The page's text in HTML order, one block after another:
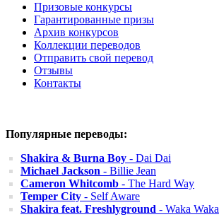
Призовые конкурсы
Гарантированные призы
Архив конкурсов
Коллекции переводов
Отправить свой перевод
Отзывы
Контакты
Популярные переводы:
Shakira & Burna Boy - Dai Dai
Michael Jackson - Billie Jean
Cameron Whitcomb - The Hard Way
Temper City - Self Aware
Shakira feat. Freshlyground - Waka Waka